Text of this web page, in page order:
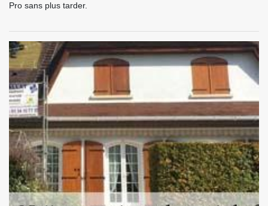
Pro sans plus tarder.